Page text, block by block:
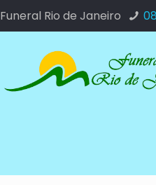
Funeral Rio de Janeiro